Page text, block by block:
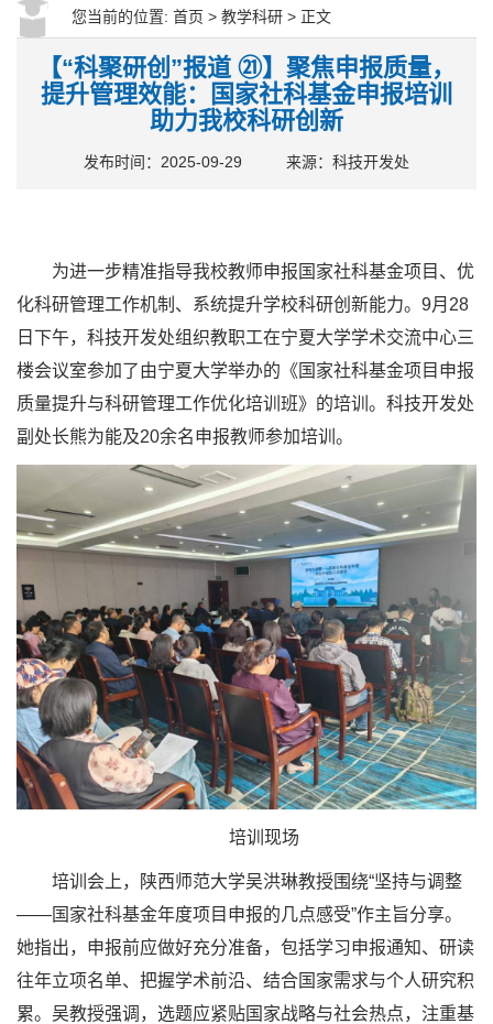
您当前的位置: 首页 > 教学科研 > 正文
【“科聚研创”报道 ㉑】聚焦申报质量，
提升管理效能：国家社科基金申报培训
助力我校科研创新
发布时间：2025-09-29 来源：科技开发处
为进一步精准指导我校教师申报国家社科基金项目、优
化科研管理工作机制、系统提升学校科研创新能力。9月28
日下午，科技开发处组织教职工在宁夏大学学术交流中心三
楼会议室参加了由宁夏大学举办的《国家社科基金项目申报
质量提升与科研管理工作优化培训班》的培训。科技开发处
副处长熊为能及20余名申报教师参加培训。
培训现场
培训会上，陕西师范大学吴洪琳教授围绕“坚持与调整
——国家社科基金年度项目申报的几点感受”作主旨分享。
她指出，申报前应做好充分准备，包括学习申报通知、研读
往年立项名单、把握学术前沿、结合国家需求与个人研究积
累。吴教授强调，选题应紧贴国家战略与社会热点，注重基